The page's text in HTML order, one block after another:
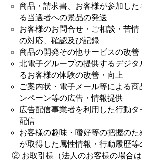
左側メニュー
商品・請求書、お客様が参加し
る当選者への景品の発送
お客様のお問合せ・ご相談・苦
の対応、確認及び記録
商品の開発その他サービスの改善
北電子グループの提供するデジタ
るお客様の体験の改善・向上
ご案内状・電子メール等による商
ンペーン等の広告・情報提供
広告配信事業者を利用した行動
配信
お客様の趣味・嗜好等の把握の
が取得した属性情報・行動履歴等
② お取引様（法人のお客様の場合